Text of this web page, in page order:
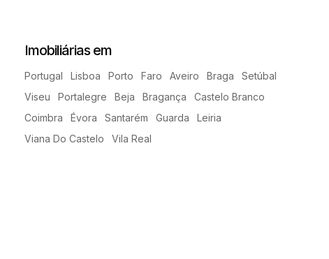
Imobiliárias em
Portugal Lisboa Porto Faro Aveiro Braga
Setúbal
Viseu
Portalegre Beja Bragança
Castelo Branco
Coimbra
Évora Santarém Guarda
Leiria
Viana Do Castelo
Vila Real